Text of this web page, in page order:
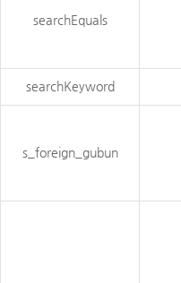
searchEquals
searchKeyword
s_foreign_gubun